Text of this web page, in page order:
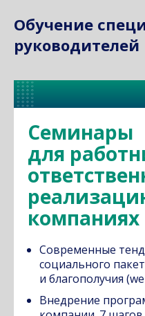
Обучение
руководителей
Семинары
для
компаниях
Современные
социального
и благополучия
Внедрение